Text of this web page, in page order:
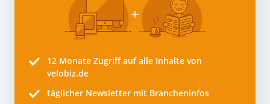
12 Monate Zugriff auf alle Inhalte von
velobiz.de
täglicher Newsletter mit Brancheninfos